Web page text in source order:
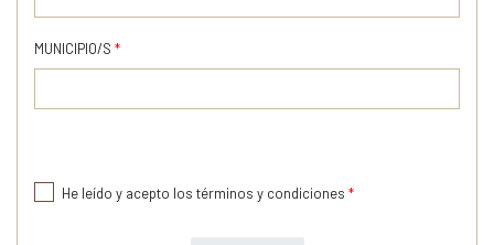
MUNICIPIO/S *
He leído y acepto los términos y condiciones *